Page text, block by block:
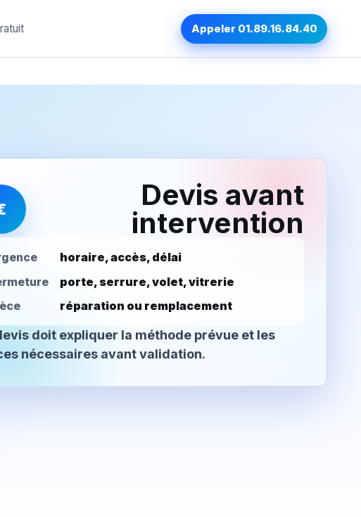
Appeler 01.89.16.84.40
Devis avant
intervention
horaire, accès, délai
porte, serrure, volet, vitrerie
réparation ou remplacement
doit expliquer la méthode prévue et les
nécessaires avant validation.